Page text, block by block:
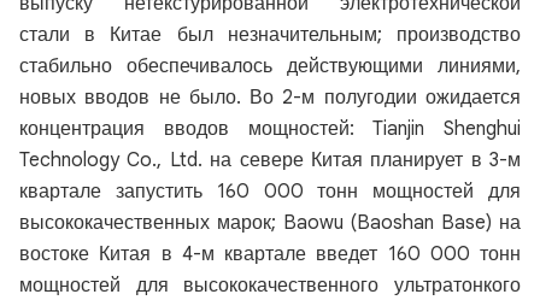
стали в Китае был незначительным; производство
стабильно обеспечивалось действующими линиями,
новых вводов не было. Во 2-м полугодии ожидается
концентрация вводов мощностей: Tianjin Shenghui
Technology Co., Ltd. на севере Китая планирует в 3-м
квартале запустить 160 000 тонн мощностей для
высококачественных марок; Baowu (Baoshan Base) на
востоке Китая в 4-м квартале введет 160 000 тонн
мощностей для высококачественного ультратонкого